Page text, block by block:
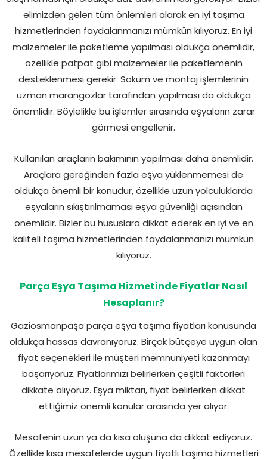
elimizden gelen tüm önlemleri alarak en iyi taşıma
hizmetlerinden faydalanmanızı mümkün kılıyoruz. En iyi
malzemeler ile paketleme yapılması oldukça önemlidir,
özellikle patpat gibi malzemeler ile paketlemenin
desteklenmesi gerekir. Söküm ve montaj işlemlerinin
uzman marangozlar tarafından yapılması da oldukça
önemlidir. Böylelikle bu işlemler sırasında eşyaların zarar
görmesi engellenir.
Kullanılan araçların bakımının yapılması daha önemlidir.
Araçlara gereğinden fazla eşya yüklenmemesi de
oldukça önemli bir konudur, özellikle uzun yolculuklarda
eşyaların sıkıştırılmaması eşya güvenliği açısından
önemlidir. Bizler bu hususlara dikkat ederek en iyi ve en
kaliteli taşıma hizmetlerinden faydalanmanızı mümkün
kılıyoruz.
Parça Eşya Taşıma Hizmetinde Fiyatlar Nasıl
Hesaplanır?
Gaziosmanpaşa parça eşya taşıma fiyatları konusunda
oldukça hassas davranıyoruz. Birçok bütçeye uygun olan
fiyat seçenekleri ile müşteri memnuniyeti kazanmayı
başarıyoruz. Fiyatlarımızı belirlerken çeşitli faktörleri
dikkate alıyoruz. Eşya miktarı, fiyat belirlerken dikkat
ettiğimiz önemli konular arasında yer alıyor.
Mesafenin uzun ya da kısa oluşuna da dikkat ediyoruz.
Özellikle kısa mesafelerde uygun fiyatlı taşıma hizmetleri